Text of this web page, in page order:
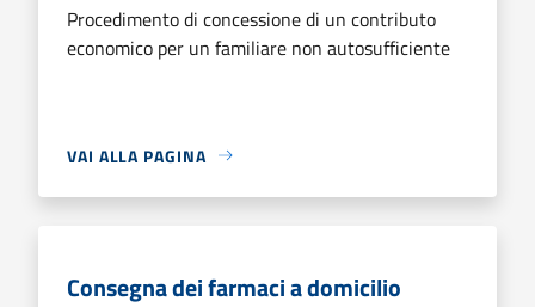
Procedimento di concessione di un contributo
economico per un familiare non autosufficiente
VAI ALLA PAGINA
Consegna dei farmaci a domicilio